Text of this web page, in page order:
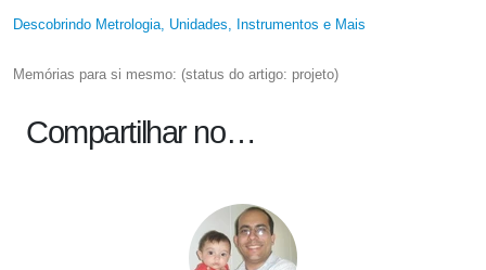
Descobrindo Metrologia, Unidades, Instrumentos e Mais
Memórias para si mesmo: (status do artigo: projeto)
Compartilhar no…